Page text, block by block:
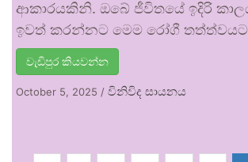
ආකාරයකිනි. ඔබේ ජීවිතයේ ඉදිරි
ඉවත් කරන්නට මෙම රෝගී තත්ත්වයට
වැඩිපුර කියවන්න
October 5, 2025 / විනිවිද සායනය